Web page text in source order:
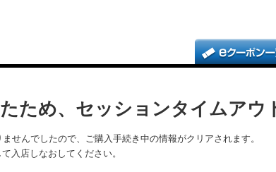
ため、セッションタイムアウ
せんでしたので、ご購入手続き中の情報がクリアされます。
入店しなおしてください。